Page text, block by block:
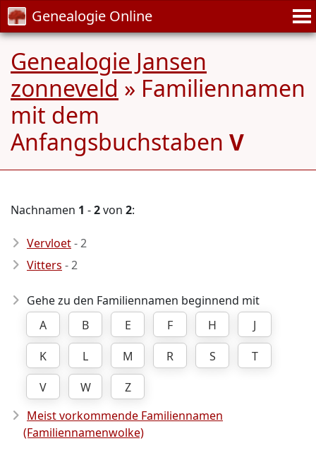
Genealogie Online
Genealogie Jansen
zonneveld » Familiennamen
mit dem
Anfangsbuchstaben V
Nachnamen 1 -2von 2:
Vervloet- 2
Vitters - 2
Gehe zu den Familiennamen beginnend mit
A
B E F H
J
K
L M R S
T
V
W
Z
Meist vorkommende Familiennamen
(Familiennamenwolke)